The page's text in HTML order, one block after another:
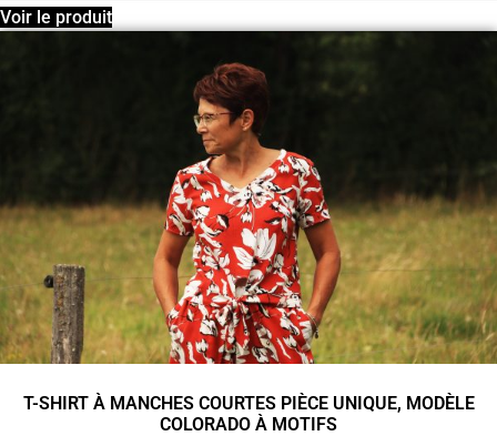
Voir le produit
T-SHIRT À MANCHES COURTES PIÈCE UNIQUE, MODÈLE
COLORADO À MOTIFS